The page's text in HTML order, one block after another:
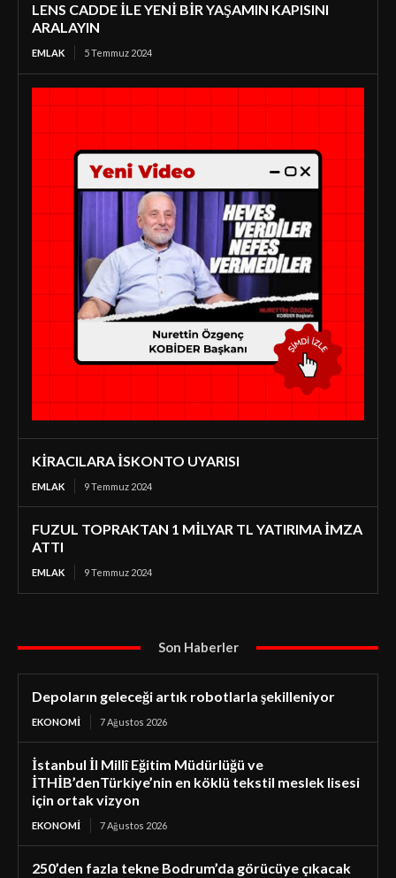
LENS CADDE İLE YENİ BİR YAŞAMIN KAPISINI
ARALAYIN
EMLAK 5 Temmuz 2024
KİRACILARA İSKONTO UYARISI
EMLAK 9 Temmuz 2024
FUZUL TOPRAKTAN 1 MİLYAR TL YATIRIMA İMZA
ATTI
EMLAK 9 Temmuz 2024
Son Haberler
Depoların geleceği artık robotlarla şekilleniyor
EKONOMI 7 Ağustos 2026
İstanbul İl Millî Eğitim Müdürlüğü ve
İTHİB’denTürkiye’nin en köklü tekstil meslek lisesi
için ortak vizyon
EKONOMI 7 Ağustos 2026
250’den fazla tekne Bodrum’da görücüye çıkacak